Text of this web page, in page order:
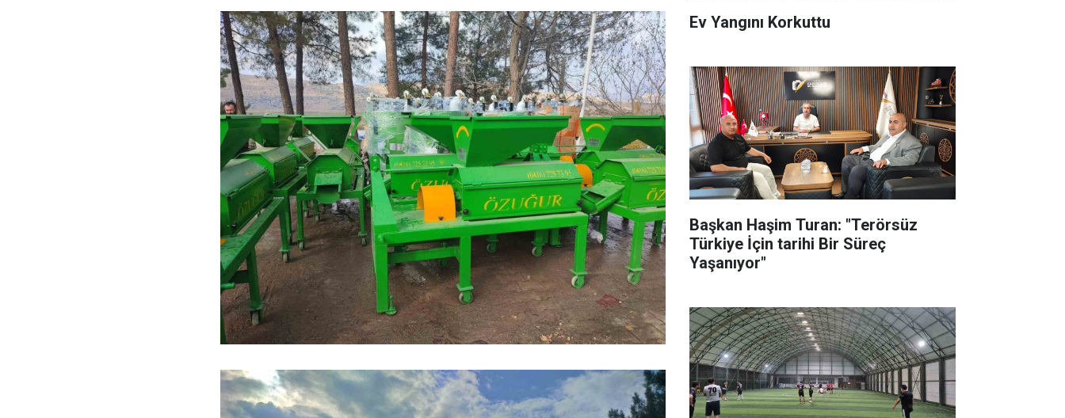
Ev Yangını Korkuttu
Başkan Haşim Turan: "Terörsüz
Türkiye İçin tarihi Bir Süreç
Yaşanıyor"